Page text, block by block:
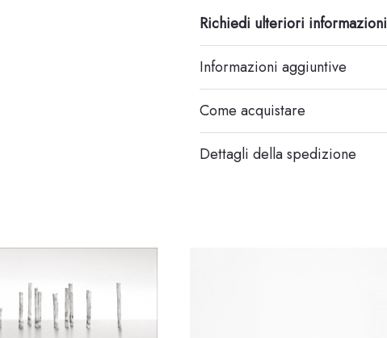
Richiedi ulteriori informazioni
Informazioni aggiuntive
Come acquistare
Dettagli della spedizione